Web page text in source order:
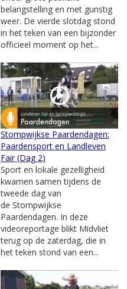
belangstelling en met gunstig
weer. De vierde slotdag stond
in het teken van een bijzonder
officieel moment op het...
Stompwijkse Paardendagen:
Paardensport en Landleven
Fair (Dag 2)
Sport en lokale gezelligheid
kwamen samen tijdens de
tweede dag van
de Stompwijkse
Paardendagen. In deze
videoreportage blikt Midvliet
terug op de zaterdag, die in
het teken stond van een...